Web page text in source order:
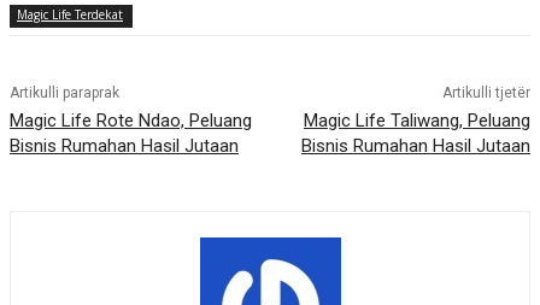
Magic Life Terdekat
Artikulli paraprak
Magic Life Rote Ndao, Peluang
Bisnis Rumahan Hasil Jutaan
Artikulli tjetër
Magic Life Taliwang, Peluang
Bisnis Rumahan Hasil Jutaan